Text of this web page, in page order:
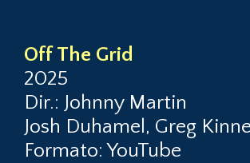
Off The Grid
2025
Dir.: Johnny Martin
Josh Duhamel, Greg
Formato: YouTube